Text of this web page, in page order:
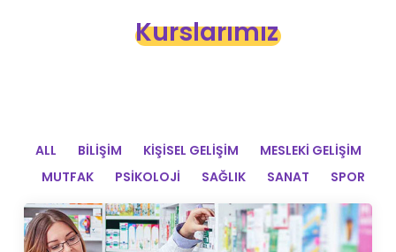
Kurslarımız
ALL BILIŞIM KIŞISEL GELIŞIM
MESLEKI GELIŞIM
MUTFAK
PSIKOLOJI SAĞLIK SANAT SPOR